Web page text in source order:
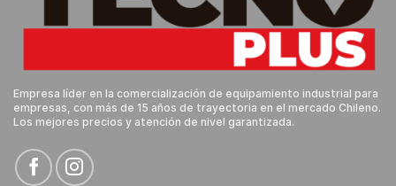
Empresa líder en la comercialización de equipamiento industrial para
empresas, con más de 15 años de trayectoria en el mercado Chileno.
Los mejores precios y atención de nivel garantizada.